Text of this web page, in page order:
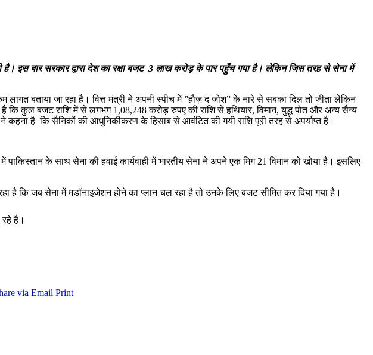
इस बार सरकार द्वारा देश का रक्षा बजट 3 लाख करोड़ के पार पहुँच गया है। लेकिन जिस तरह से सेना में
बताया जा रहा है। वित्त मंत्री ने अपनी स्पीच में ”हौज़ द जोश” के नारे से सबका दिल तो जीता लेकिन
कि कुल बजट राशि में से लगभग 1,08,248 करोड़ रुपए की राशि से हथियार, विमान, युद्ध पोत और अन्य सैन्य
कहना है कि सैनिकों की आधुनिकीकरण के हिसाब से आवंटित की गयी राशि पूरी तरह से अपर्याप्त है।
के साथ सेना की हवाई कार्यवाही में भारतीय सेना ने अपने एक मिग 21 विमान को खोया है। इसलिए
है कि जब सेना में मडॉनाइजेशन होने का प्लान चल रहा है तो उनके लिए बजट सीमित कर दिया गया है।
है।
via Email Print